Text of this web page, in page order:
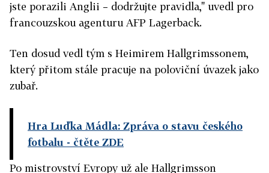
jste porazili Anglii – dodržujte pravidla," uvedl pro
francouzskou agenturu AFP Lagerback.
Ten dosud vedl tým s Heimirem Hallgrimssonem,
který přitom stále pracuje na poloviční úvazek jako
zubař.
Hra Luďka Mádla: Zpráva o stavu českého
fotbalu - čtěte ZDE
Po mistrovství Evropy už ale Hallgrimsson